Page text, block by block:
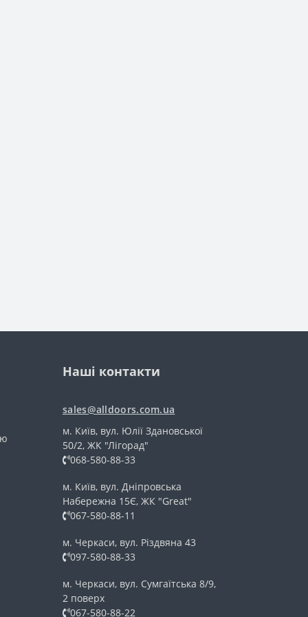
Наші контакти
sales@alldoors.com.ua
м. Київ, вул. Юлії Здановської
50/2, ЖК "Лігорад"
068-580-88-33
м. Київ, вул. Дніпровська
Набережна 15Є, ЖК "Great"
067-580-88-11
м. Черкаси, вул. Різдвяна 43
097-580-88-33
м. Черкаси, вул. Сумгаїтська 8/9,
2 поверх
067-580-88-22